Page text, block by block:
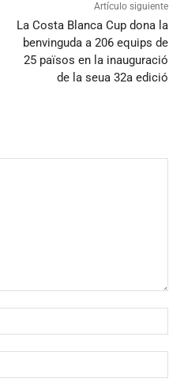
Artículo siguiente
La Costa Blanca Cup dona la
benvinguda a 206 equips de
25 països en la inauguració
de la seua 32a edició